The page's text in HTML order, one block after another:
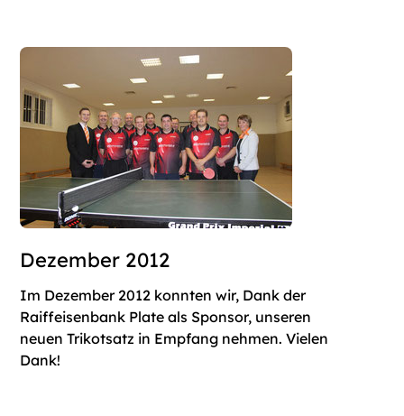
Dezember 2012
Im Dezember 2012 konnten wir, Dank der
Raiffeisenbank Plate als Sponsor, unseren
neuen Trikotsatz in Empfang nehmen. Vielen
Dank!